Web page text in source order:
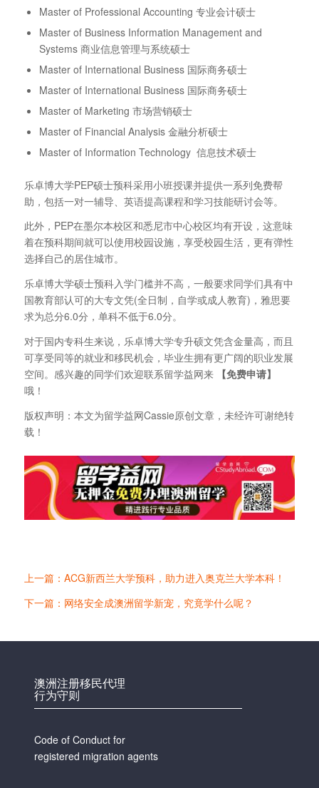
Master of Professional Accounting 专业会计硕士
Master of Business Information Management and
Systems 商业信息管理与系统硕士
Master of International Business 国际商务硕士
Master of International Business 国际商务硕士
Master of Marketing 市场营销硕士
Master of Financial Analysis 金融分析硕士
Master of Information Technology 信息技术硕士
乐卓博大学PEP硕士预科采用小班授课并提供一系列免费帮
助，包括一对一辅导、英语提高课程和学习技能研讨会等。
此外，PEP在墨尔本校区和悉尼市中心校区均有开设，这意味
着在预科期间就可以使用校园设施，享受校园生活，更有弹性
选择自己的居住城市。
乐卓博大学硕士预科入学门槛并不高，一般要求同学们具有中
国教育部认可的大专文凭(全日制，自学或成人教育)，雅思要
求为总分6.0分，单科不低于6.0分。
对于国内专科生来说，乐卓博大学专升硕文凭含金量高，而且
可享受同等的就业和移民机会，毕业生拥有更广阔的职业发展
空间。感兴趣的同学们欢迎联系留学益网来 【免费申请】
哦！
版权声明：本文为留学益网Cassie原创文章，未经许可谢绝转
载！
上一篇：ACG新西兰大学预科，助力进入奥克兰大学本科！
下一篇：网络安全成澳洲留学新宠，究竟学什么呢？
澳洲注册移民代理
行为守则
Code of Conduct for
registered migration agents